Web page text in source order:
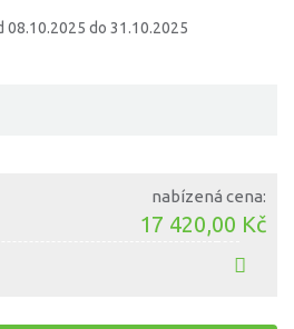
08.10.2025 do 31.10.2025
nabízená cena:
17 420,00 Kč